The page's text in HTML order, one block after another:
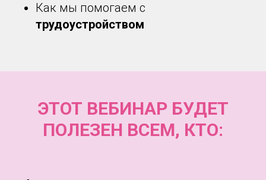
Как мы помогаем с
трудоустройством
ЭТОТ ВЕБИНАР БУДЕТ
ПОЛЕЗЕН ВСЕМ, КТО: